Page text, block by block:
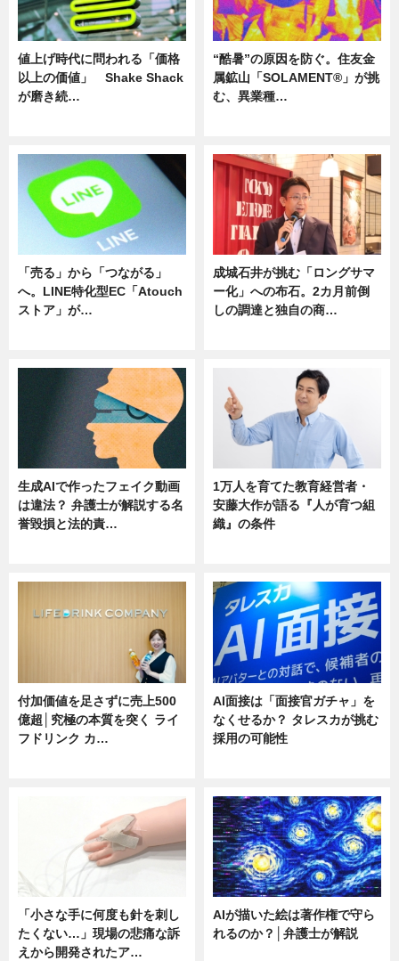
値上げ時代に問われる「価格
以上の価値」 Shake Shack
が磨き続…
“酷暑”の原因を防ぐ。住友金
属鉱山「SOLAMENT®」が挑
む、異業種…
「売る」から「つながる」
へ。LINE特化型EC「Atouch
ストア」が…
成城石井が挑む「ロングサマ
ー化」への布石。2カ月前倒
しの調達と独自の商…
生成AIで作ったフェイク動画
は違法？ 弁護士が解説する名
誉毀損と法的責…
1万人を育てた教育経営者・
安藤大作が語る『人が育つ組
織』の条件
付加価値を足さずに売上500
億超│究極の本質を突く ライ
フドリンク カ…
AI面接は「面接官ガチャ」を
なくせるか？ タレスカが挑む
採用の可能性
「小さな手に何度も針を刺し
たくない…」現場の悲痛な訴
えから開発されたア…
AIが描いた絵は著作権で守ら
れるのか？│弁護士が解説